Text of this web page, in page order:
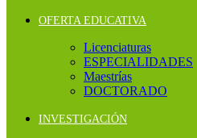
OFERTA EDUCATIVA
Licenciaturas
ESPECIALIDADES
Maestrías
DOCTORADO
INVESTIGACIÓN